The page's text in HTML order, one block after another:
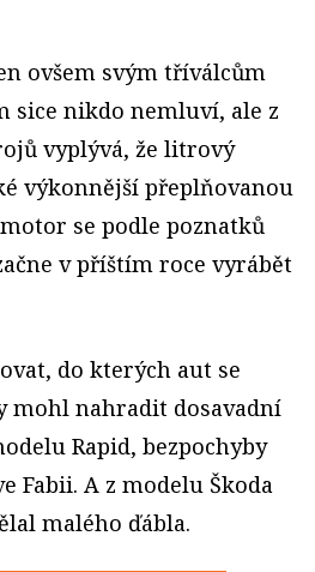
ovšem svým tříválcům
sice nikdo nemluví, ale z
vyplývá, že litrový
výkonnější přeplňovanou
se podle poznatků
v příštím roce vyrábět
do kterých aut se
mohl nahradit dosavadní
Rapid, bezpochyby
Fabii. A z modelu Škoda
malého ďábla.